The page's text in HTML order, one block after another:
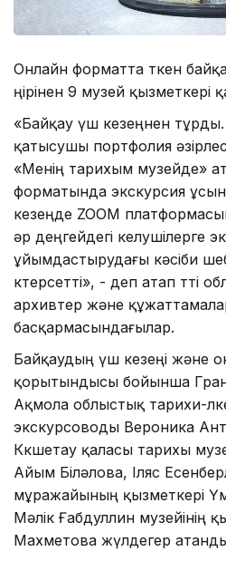
Онлайн форматта өткен
өңірінен 9 музей
«Байқау үш кезеңнен тұрды.
қатысушы портфолия
«Менің тарихым музейде»
форматында экскурсия
кезеңде ZOOM
әр деңгейдегі келушілерге
ұйымдастырудағы кәсіби
көтерсетті», - деп атап өтті
архивтер және
басқармасындағылар.
Байқаудың үш кезеңі және
қорытындысы бойынша
Ақмола облыстық тарихи-
экскурсоводы Вероника
Көкшетау қаласы тарихы
Айым Біләлова, Іляс
мұражайының қызметкері
Мәлік Ғабдуллин музейінің
Махметова жүлдегер